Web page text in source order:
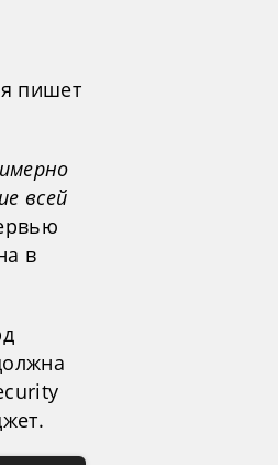
пишет
всей
в